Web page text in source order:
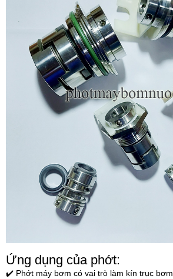
Ứng dụng của phớt:
✔️ Phớt máy bơm có vai trò làm kín trục bơm